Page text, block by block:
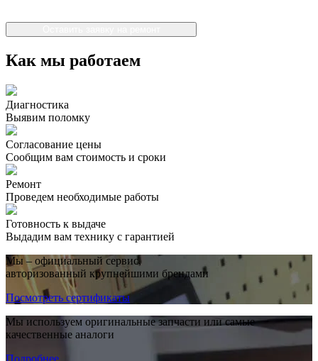
Как мы работаем
Диагностика
Выявим поломку
Согласование цены
Сообщим вам стоимость и сроки
Ремонт
Проведем необходимые работы
Готовность к выдаче
Выдадим вам технику с гарантией
Мы – официальный сервис,
авторизованный крупнейшими брендами
Посмотреть сертификаты
Мы используем оригинальные запчасти или самые
качественные аналоги
Подробнее